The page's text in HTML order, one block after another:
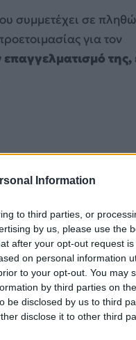
Information
to third parties, or
by us, please use the
after your opt-out request
on personal information
to your opt-out. You may
by third parties on
be disclosed by us to third
disclose it to other third
συμμετέχει σε
για τον
της,